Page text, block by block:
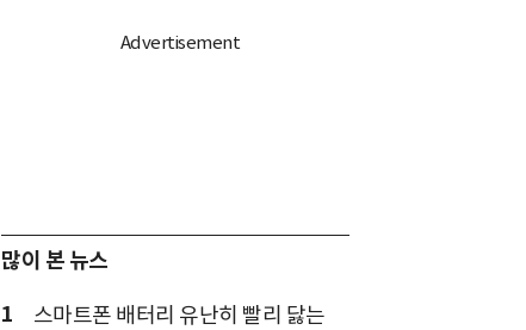
많이 본 뉴스
1
스마트폰 배터리 유난히 빨리 닳는